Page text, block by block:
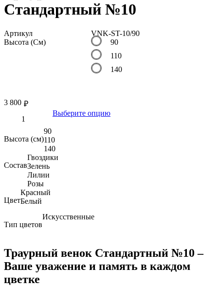
Стандартный №10
Артикул
VNK-ST-10/90
Высота (См)
90
110
140
₽
3 800
Выберите опцию
Высота (см)
90
110
140
Состав
Гвоздики
Зелень
Лилии
Розы
Цвет
Красный
Белый
Тип цветов
Искусственные
Траурный венок Стандартный №10 –
Ваше уважение и память в каждом
цветке